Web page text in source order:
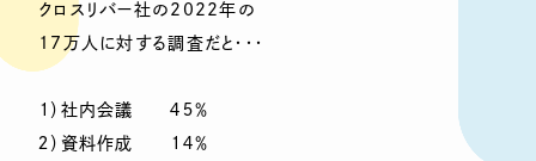
クロスリバー社の2022年の
17万人に対する調査だと・・・
１）社内会議 ４５％
２）資料作成 １４％